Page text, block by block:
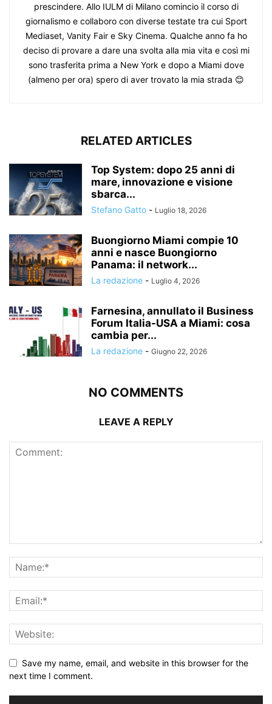
prescindere. Allo IULM di Milano comincio il corso di
giornalismo e collaboro con diverse testate tra cui Sport
Mediaset, Vanity Fair e Sky Cinema. Qualche anno fa ho
deciso di provare a dare una svolta alla mia vita e così mi
sono trasferita prima a New York e dopo a Miami dove
(almeno per ora) spero di aver trovato la mia strada 😊
RELATED ARTICLES
Top System: dopo 25 anni di
mare, innovazione e visione
sbarca...
Stefano Gatto - Luglio 18, 2026
Buongiorno Miami compie 10
anni e nasce Buongiorno
Panama: il network...
La redazione - Luglio 4, 2026
Farnesina, annullato il Business
Forum Italia-USA a Miami: cosa
cambia per...
La redazione - Giugno 22, 2026
NO COMMENTS
LEAVE A REPLY
Save my name, email, and website in this browser for the
next time I comment.